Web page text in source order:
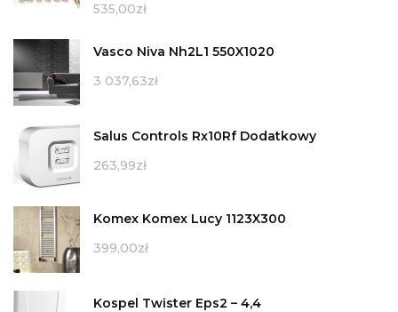
535,00zł
Vasco Niva Nh2L1 550X1020
3 037,63zł
Salus Controls Rx10Rf Dodatkowy
263,99zł
Komex Komex Lucy 1123X300
399,00zł
Kospel Twister Eps2 – 4,4